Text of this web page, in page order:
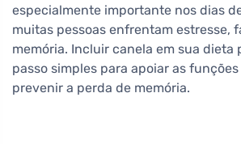
especialmente importante nos dias
muitas pessoas enfrentam estresse,
memória. Incluir canela em sua dieta
passo simples para apoiar as
prevenir a perda de memória.